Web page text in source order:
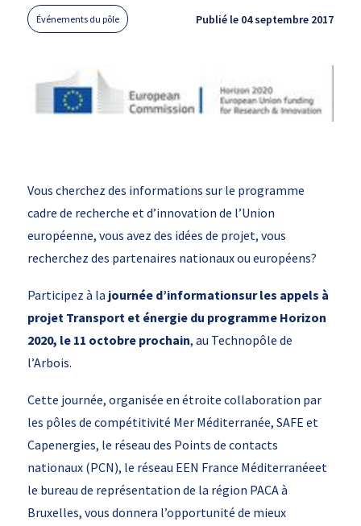
Événements du pôle Publié le 04 septembre 2017
Vous cherchez des informations sur le programme
cadre de recherche et d’innovation de l’Union
européenne, vous avez des idées de projet, vous
recherchez des partenaires nationaux ou européens?
Participez à la journée d’informationsur les appels à
projet Transport et énergie du programme Horizon
2020, le 11 octobre prochain, au Technopôle de
l’Arbois.
Cette journée, organisée en étroite collaboration par
les pôles de compétitivité Mer Méditerranée, SAFE et
Capenergies, le réseau des Points de contacts
nationaux (PCN), le réseau EEN France Méditerranéeet
le bureau de représentation de la région PACA à
Bruxelles, vous donnera l’opportunité de mieux